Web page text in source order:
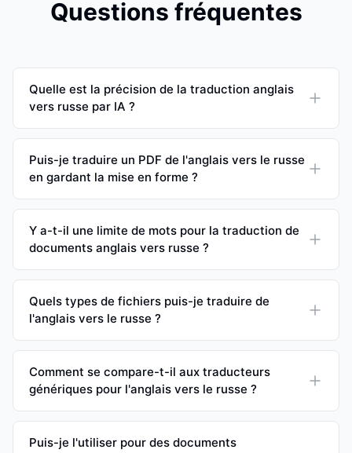
Questions fréquentes
Quelle est la précision de la traduction anglais
vers russe par IA ?
Puis-je traduire un PDF de l'anglais vers le russe
en gardant la mise en forme ?
Y a-t-il une limite de mots pour la traduction de
documents anglais vers russe ?
Quels types de fichiers puis-je traduire de
l'anglais vers le russe ?
Comment se compare-t-il aux traducteurs
génériques pour l'anglais vers le russe ?
Puis-je l'utiliser pour des documents